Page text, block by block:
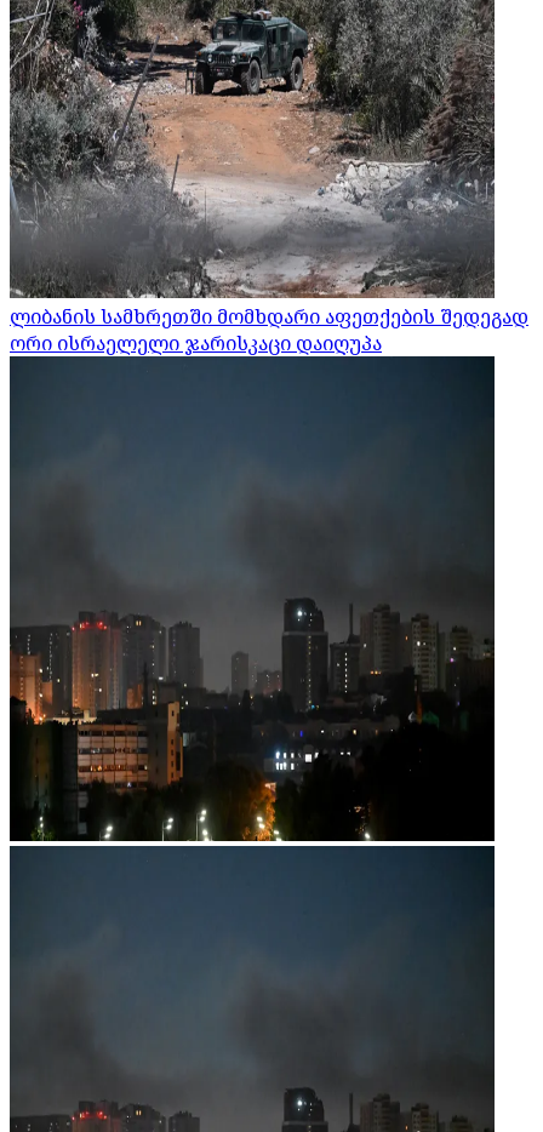
ლიბანის სამხრეთში მომხდარი აფეთქების შედეგად
ორი ისრაელელი ჯარისკაცი დაიღუპა